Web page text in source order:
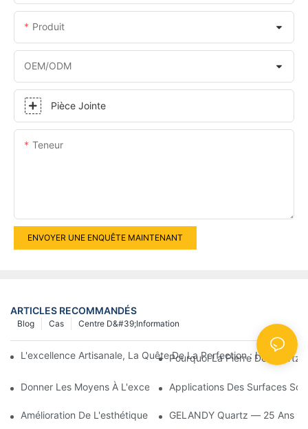
Produit
OEM/ODM
Pièce Jointe
Teneur
ENVOYER UNE ENQUÊTE MAINTENANT
ARTICLES RECOMMANDÉS
Centre D&#39;information
Cas
Blog
L'excellence Artisanale, La Quête De La Perfection : L'âme De
Pourquoi La Pierre De Quartz
Donner Les Moyens À L'excellence : Libérer Le Potentiel
Applications Des Surfaces
Amélioration De L'esthétique Et De La Fonctionnalité Des
GELANDY Quartz — 25 Ans